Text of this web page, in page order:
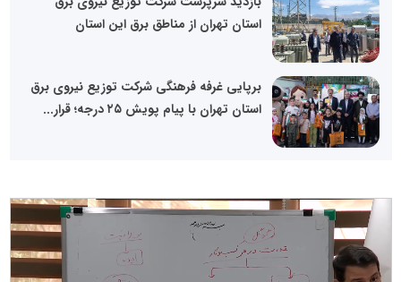
استان تهران از مناطق برق این استان
برپایی غرفه فرهنگی شرکت توزیع نیروی برق
استان تهران با پیام پویش ۲۵ درجه؛ قرار...